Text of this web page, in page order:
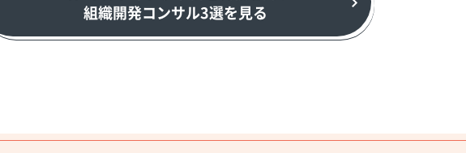
組織開発コンサル3選を見る